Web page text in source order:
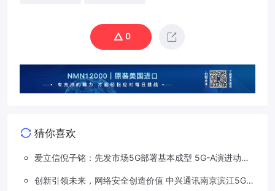
0
猜你喜欢
爱立信倪子铭：先发市场5G部署基本成型 5G-A演进动能
创新引领未来，网络安全创造价值 中兴通讯南京滨江5G工